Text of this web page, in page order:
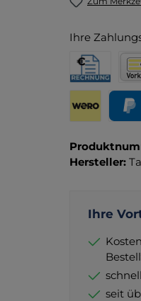
Ihre
Rechnung
Hersteller:
Ihre
seit